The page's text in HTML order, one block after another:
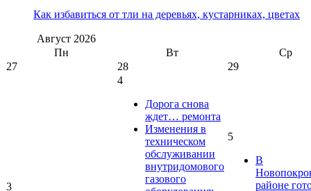
Как избавиться от тли на деревьях, кустарниках, цветах
Август 2026
Пн
Вт
Ср
27
28 29
3
4
Дорога снова
ждет… ремонта
Изменения в
техническом
обслуживании
внутридомового
газового
5
В
районе